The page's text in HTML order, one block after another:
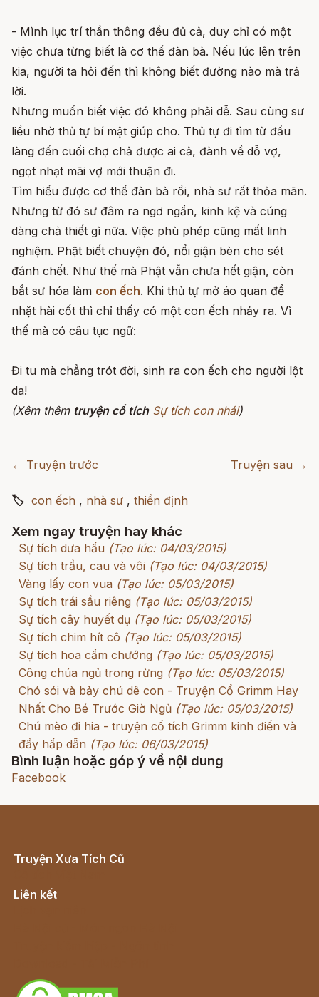
- Mình lục trí thần thông đều đủ cả, duy chỉ có một
việc chưa từng biết là cơ thể đàn bà. Nếu lúc lên trên
kia, người ta hỏi đến thì không biết đường nào mà trả
lời.
Nhưng muốn biết việc đó không phải dễ. Sau cùng sư
liều nhờ thủ tự bí mật giúp cho. Thủ tự đi tìm từ đầu
làng đến cuối chợ chả được ai cả, đành về dỗ vợ,
ngọt nhạt mãi vợ mới thuận đi.
Tìm hiểu được cơ thể đàn bà rồi, nhà sư rất thỏa mãn.
Nhưng từ đó sư đâm ra ngơ ngẩn, kinh kệ và cúng
dàng chả thiết gì nữa. Việc phù phép cũng mất linh
nghiệm. Phật biết chuyện đó, nổi giận bèn cho sét
đánh chết. Như thế mà Phật vẫn chưa hết giận, còn
bắt sư hóa làm con ếch. Khi thủ tự mở áo quan để
nhặt hài cốt thì chỉ thấy có một con ếch nhảy ra. Vì
thế mà có câu tục ngữ:
Đi tu mà chẳng trót đời, sinh ra con ếch cho người lột
da!
(Xêm thêm truyện cổ tích Sự tích con nhái)
← Truyện trước Truyện sau →
🏷 con ếch , nhà sư , thiền định
Xem ngay truyện hay khác
Sự tích dưa hấu (Tạo lúc: 04/03/2015)
Sự tích trầu, cau và vôi (Tạo lúc: 04/03/2015)
Vàng lấy con vua (Tạo lúc: 05/03/2015)
Sự tích trái sầu riêng (Tạo lúc: 05/03/2015)
Sự tích cây huyết dụ (Tạo lúc: 05/03/2015)
Sự tích chim hít cô (Tạo lúc: 05/03/2015)
Sự tích hoa cẩm chướng (Tạo lúc: 05/03/2015)
Công chúa ngủ trong rừng (Tạo lúc: 05/03/2015)
Chó sói và bảy chú dê con - Truyện Cổ Grimm Hay
Nhất Cho Bé Trước Giờ Ngủ (Tạo lúc: 05/03/2015)
Chú mèo đi hia - truyện cổ tích Grimm kinh điển và
đầy hấp dẫn (Tạo lúc: 06/03/2015)
Bình luận hoặc góp ý về nội dung
Facebook
Truyện Xưa Tích Cũ
Liên kết